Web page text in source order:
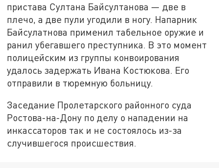
пристава Султана Байсултанова — две в
плечо, а две пули угодили в ногу. Напарник
Байсулатнова применил табельное оружие и
ранил убегавшего преступника. В это момент
полицейским из группы конвоирования
удалось задержать Ивана Костюкова. Его
отправили в тюремную больницу.
Заседание Пролетарского районного суда
Ростова-на-Дону по делу о нападении на
инкассаторов так и не состоялось из-за
случившегося происшествия.